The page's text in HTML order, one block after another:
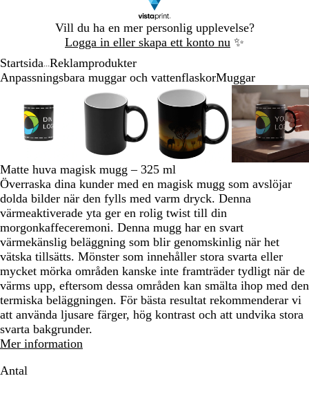
Vill du ha en mer personlig upplevelse?
Logga in eller skapa ett konto nu ✨
1
Startsida Reklamprodukter
Anpassningsbara muggar och vattenflaskorMuggar
Zoomningsbar
bild
till
minimum
för
att
utöka
plus-
och
minustangenterna
zooma
in
och
ut
och
piltangenterna
för
panorera
Zoomningsbar
bild
Zoomat
till
minimum
Klicka
för
att
utöka
Använd
plus-
och
minustangenterna
för
att
zooma
in
ut
och
piltangenterna
för
panorera
Zoomningsbar
bild
Zoomat
till
minimum
Klicka
för
att
utöka
Använd
plus-
och
minustangenterna
för
zooma
och
piltangenterna
för
panorera
bild
Zoomat
till
Klicka
för
att
utöka
Använd
plus-
och
för
att
zooma
in
och
för
Matte huva magisk mugg – 325 ml
Överraska dina kunder med en magisk mugg som avslöjar
dolda bilder när den fylls med varm dryck. Denna
värmeaktiverade yta ger en rolig twist till din
morgonkaffeceremoni. Denna mugg har en svart
värmekänslig beläggning som blir genomskinlig när het
vätska tillsätts. Mönster som innehåller stora svarta eller
mycket mörka områden kanske inte framträder tydligt när de
värms upp, eftersom dessa områden kan smälta ihop med den
termiska beläggningen. För bästa resultat rekommenderar vi
att använda ljusare färger, hög kontrast och att undvika stora
svarta bakgrunder.
Mer information
Antal